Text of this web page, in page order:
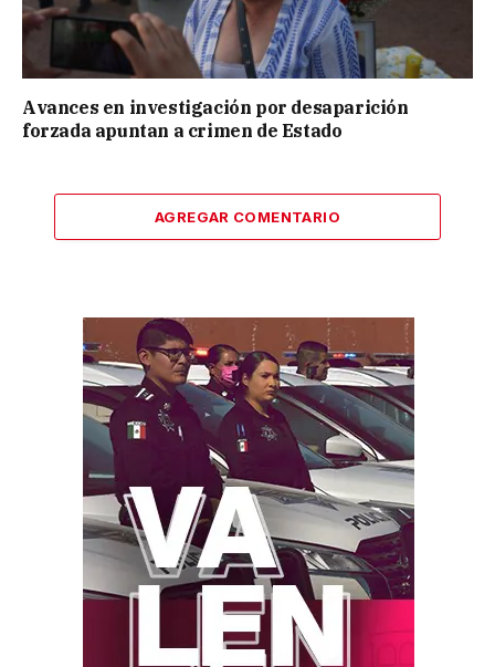
Avances en investigación por desaparición
forzada apuntan a crimen de Estado
AGREGAR COMENTARIO